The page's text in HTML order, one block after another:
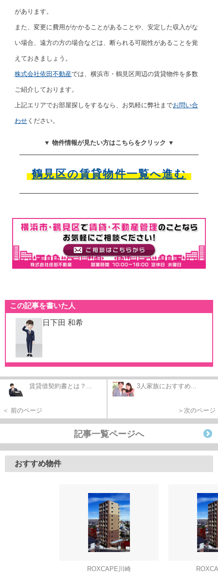
があります。
また、変更に費用がかかることがあることや、安定した収入がな
い場合、遠方の方の場合などは、断られる可能性があることを覚
えておきましょう。
株式会社依田不動産では、横浜市・鶴見区周辺の賃貸物件を多数
ご紹介しております。
上記エリアでお部屋探しをするなら、お気軽に弊社までお問い合
わせ ください。
▼ 物件情報が見たい方はこちらをクリック ▼
鶴見区の賃貸物件一覧へ進む
この記事を書いた人
日下田 和希
賃貸借契約書とは？...
＜ 前のページ
3人家族におすすめ...
＞次のページ
記事一覧ページへ
おすすめ物件
ROXCAPE川崎